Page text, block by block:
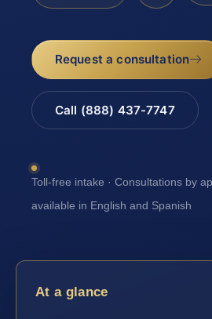
Request a consultation
Call (888) 437-7747
Toll-free intake · Consultations by
available in English and Spanish
At a glance